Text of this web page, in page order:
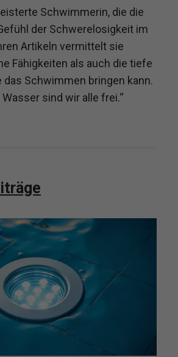
Schwimmerin, die die
der Schwerelosigkeit im
Artikeln vermittelt sie
Fähigkeiten als auch die tiefe
das Schwimmen bringen kann.
sind wir alle frei.“